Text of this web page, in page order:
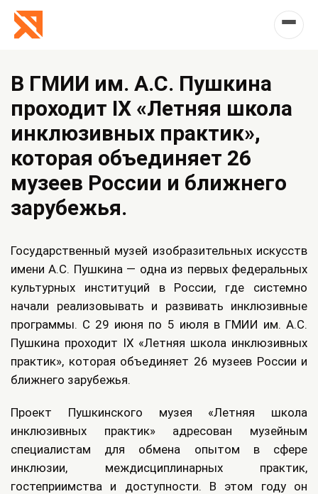
В ГМИИ им. А.С. Пушкина
проходит IX «Летняя школа
инклюзивных практик»,
которая объединяет 26
музеев России и ближнего
зарубежья.
Государственный музей изобразительных искусств
имени А.С. Пушкина — одна из первых федеральных
культурных институций в России, где системно
начали реализовывать и развивать инклюзивные
программы. С 29 июня по 5 июля в ГМИИ им. А.С.
Пушкина проходит IX «Летняя школа инклюзивных
практик», которая объединяет 26 музеев России и
ближнего зарубежья.
Проект Пушкинского музея «Летняя школа
инклюзивных практик» адресован музейным
специалистам для обмена опытом в сфере
инклюзии, междисциплинарных практик,
гостеприимства и доступности. В этом году он